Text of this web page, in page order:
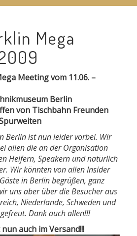
Mega
Meeting vom 11.06. –
Berlin
von Tischbahn Freunden
Berlin ist nun leider vorbei. Wir
allen die an der Organisation
Helfern, Speakern und natürlich
Wir könnten von allen Insider
in Berlin begrüßen, ganz
uns aber über die Besucher aus
Niederlande, Schweden und
Dank auch allen!!!
auch im Versand!!!